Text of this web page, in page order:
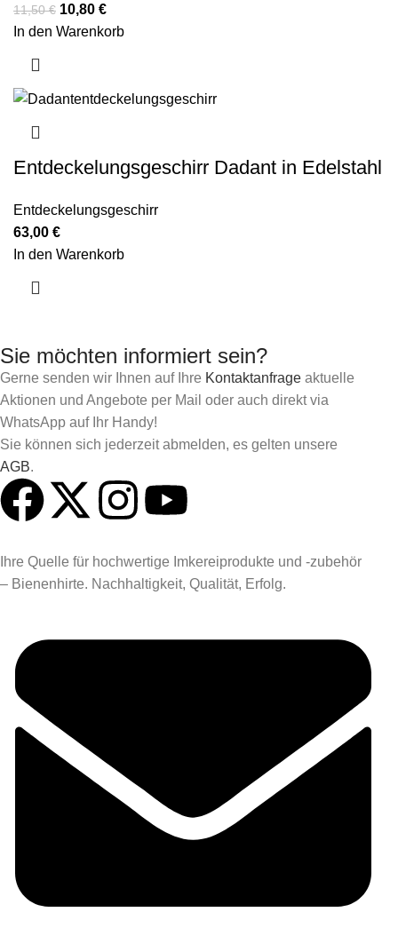
11,50€ 10,80 €
In den Warenkorb
Entdeckelungsgeschirr Dadant in Edelstahl
Entdeckelungsgeschirr
63,00 €
In den Warenkorb
Sie möchten informiert sein?
Gerne senden wir Ihnen auf Ihre Kontaktanfrage aktuelle
Aktionen und Angebote per Mail oder auch direkt via
WhatsApp auf Ihr Handy!
Sie können sich jederzeit abmelden, es gelten unsere
AGB.
Ihre Quelle für hochwertige Imkereiprodukte und -zubehör
– Bienenhirte. Nachhaltigkeit, Qualität, Erfolg.